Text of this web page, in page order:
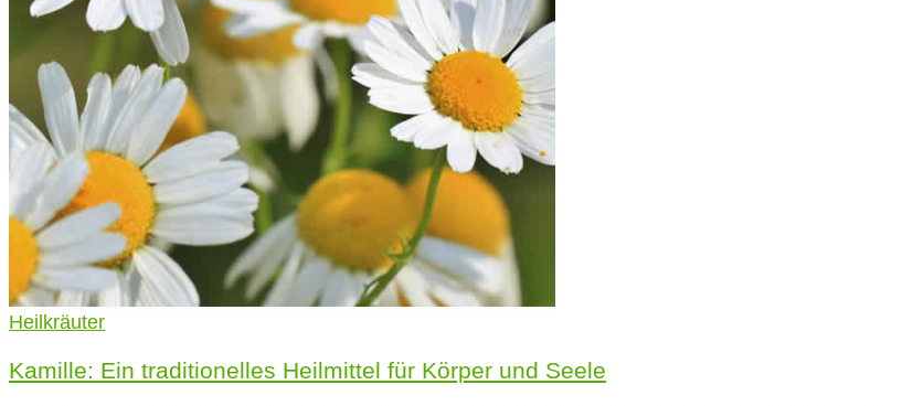
Heilkräuter
Kamille: Ein traditionelles Heilmittel für Körper und Seele